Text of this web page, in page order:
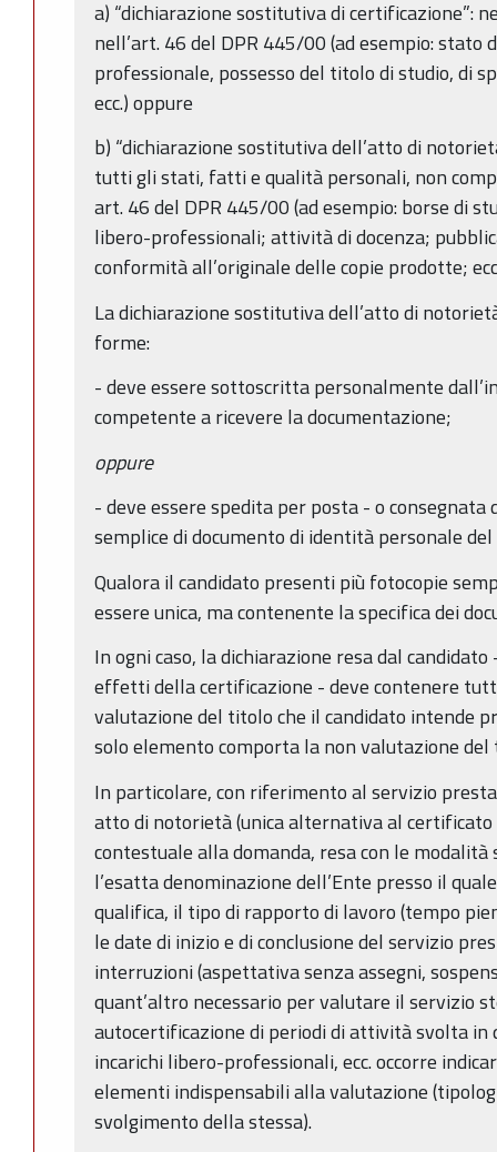
a) “dichiarazione sostitutiva di certificazione”:
nell’art. 46 del DPR 445/00 (ad esempio: stato
professionale, possesso del titolo di studio, di
ecc.) oppure
b) “dichiarazione sostitutiva dell’atto di
tutti gli stati, fatti e qualità personali, non
art. 46 del DPR 445/00 (ad esempio: borse di
libero-professionali; attività di docenza;
conformità all’originale delle copie prodotte;
La dichiarazione sostitutiva dell’atto di
forme:
- deve essere sottoscritta personalmente
competente a ricevere la documentazione;
oppure
- deve essere spedita per posta - o
semplice di documento di identità personale
Qualora il candidato presenti più fotocopie
essere unica, ma contenente la specifica dei
In ogni caso, la dichiarazione resa dal
effetti della certificazione - deve contenere
valutazione del titolo che il candidato intende
solo elemento comporta la non valutazione
In particolare, con riferimento al servizio
atto di notorietà (unica alternativa al
contestuale alla domanda, resa con le
l’esatta denominazione dell’Ente presso il
qualifica, il tipo di rapporto di lavoro (tempo
le date di inizio e di conclusione del servizio
interruzioni (aspettativa senza assegni,
quant’altro necessario per valutare il servizio
autocertificazione di periodi di attività svolta in
incarichi libero-professionali, ecc. occorre
elementi indispensabili alla valutazione
svolgimento della stessa).